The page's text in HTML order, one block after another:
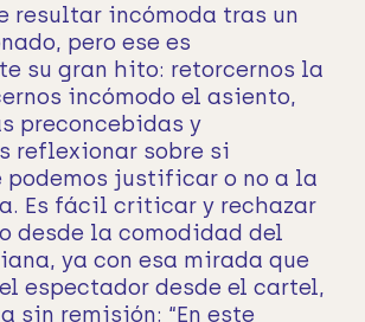
resultar incómoda tras un
pero ese es
su gran hito: retorcernos la
incómodo el asiento,
preconcebidas y
reflexionar sobre si
podemos justificar o no a la
Es fácil criticar y rechazar
desde la comodidad del
ya con esa mirada que
espectador desde el cartel,
sin remisión: “En este